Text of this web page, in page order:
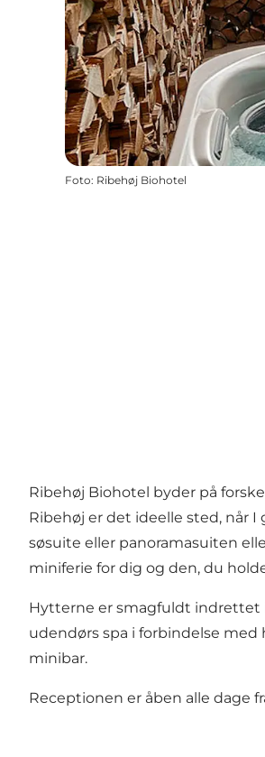
Foto: Ribehøj Biohotel
Ribehøj Biohotel byder på
Ribehøj er det ideelle sted, når
søsuite eller panoramasuiten
miniferie for dig og den, du
Hytterne er smagfuldt indrettet
udendørs spa i forbindelse
minibar.
Receptionen er åben alle dage